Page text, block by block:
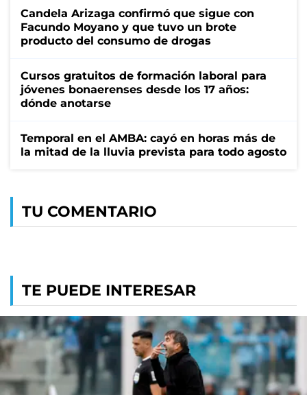
Candela Arizaga confirmó que sigue con
Facundo Moyano y que tuvo un brote
producto del consumo de drogas
Cursos gratuitos de formación laboral para
jóvenes bonaerenses desde los 17 años:
dónde anotarse
Temporal en el AMBA: cayó en horas más de
la mitad de la lluvia prevista para todo agosto
TU COMENTARIO
TE PUEDE INTERESAR